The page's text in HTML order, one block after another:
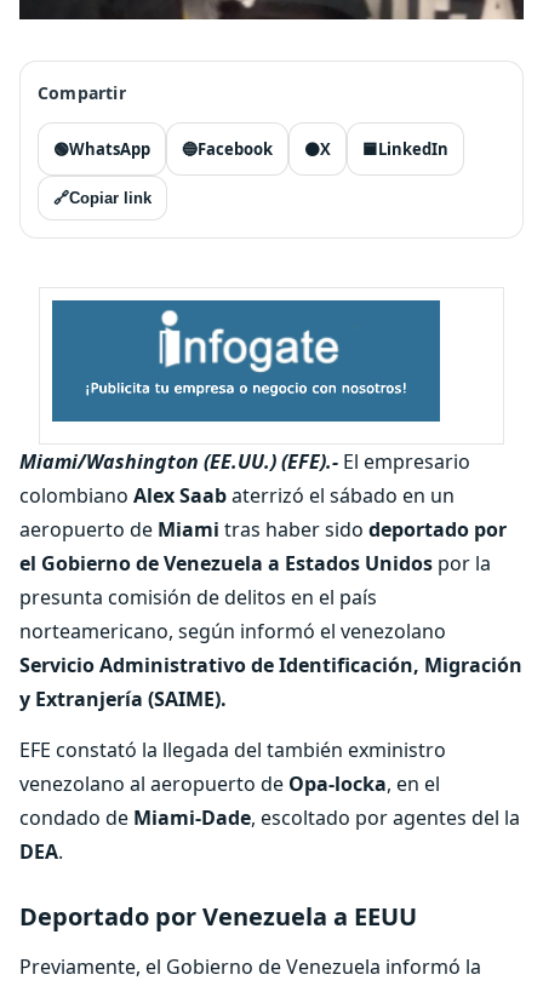
Compartir
🟢WhatsApp 🔵Facebook ⚫X 🟦LinkedIn
🔗Copiar link
Miami/Washington (EE.UU.) (EFE).- El empresario
colombiano Alex Saabaterrizó el sábado en un
aeropuerto de Miami tras haber sido deportado por
el Gobierno de Venezuela a Estados Unidos por la
presunta comisión de delitos en el país
norteamericano, según informó el venezolano
Servicio Administrativo de Identificación, Migración
y Extranjería (SAIME).
EFE constató la llegada del también exministro
venezolano al aeropuerto de Opa-locka, en el
condado de Miami-Dade, escoltado por agentes del la
DEA.
Deportado por Venezuela a EEUU
Previamente, el Gobierno de Venezuela informó la